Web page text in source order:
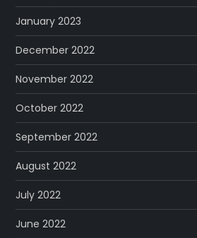
January 2023
December 2022
November 2022
October 2022
September 2022
August 2022
July 2022
June 2022